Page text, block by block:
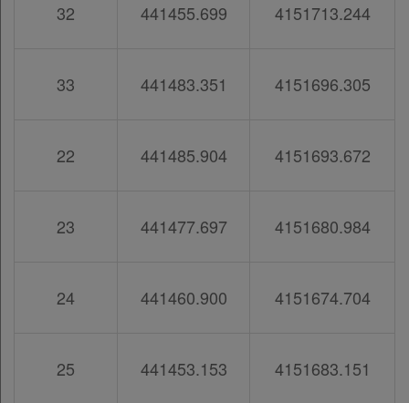
32 441455.699 4151713.244
33 441483.351 4151696.305
22 441485.904 4151693.672
23 441477.697 4151680.984
24 441460.900 4151674.704
25 441453.153 4151683.151